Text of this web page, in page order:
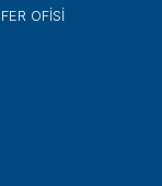
OFISI